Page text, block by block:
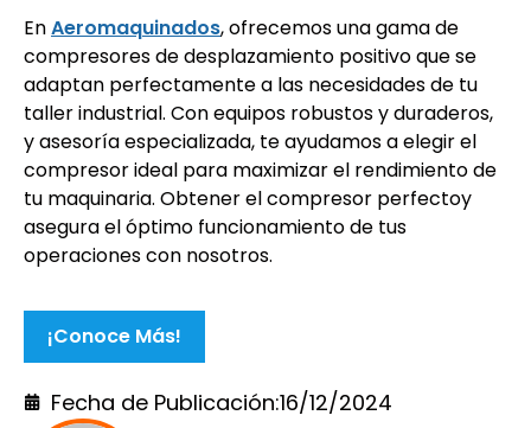
EnAeromaquinados, ofrecemos una gama de
compresores de desplazamiento positivo que se
adaptan perfectamente a las necesidades de tu
taller industrial. Con equipos robustos y duraderos,
y asesoría especializada, te ayudamos a elegir el
compresor ideal para maximizar el rendimiento de
tu maquinaria. Obtener el compresor perfectoy
asegura el óptimo funcionamiento de tus
operaciones con nosotros.
¡Conoce Más!
Fecha de Publicación:16/12/2024